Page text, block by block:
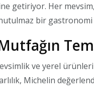
getiriyor. Her
bir
ve yerel
Michelin